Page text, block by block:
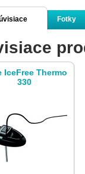
Fotky
IceFree Thermo
330